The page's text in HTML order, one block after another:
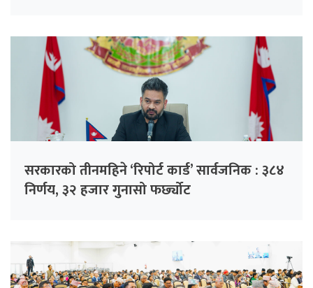
सरकारको तीनमहिने ‘रिपोर्ट कार्ड’ सार्वजनिक : ३८४
निर्णय, ३२ हजार गुनासो फर्छ्योट